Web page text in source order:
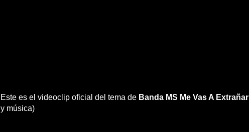
Este es el videoclip oficial del tema de Banda MS Me Vas A Extrañar
y música)